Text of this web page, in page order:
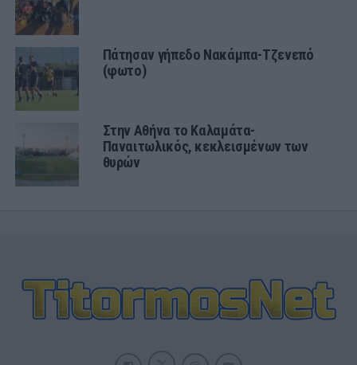
Πάτησαν γήπεδο Νακάμπα-Τζενεπό
(φωτο)
Στην Αθήνα το Καλαμάτα-
Παναιτωλικός, κεκλεισμένων των
θυρών